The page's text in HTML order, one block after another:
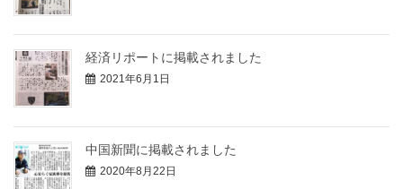
経済リポートに掲載されました
2021年6月1日
中国新聞に掲載されました
2020年8月22日